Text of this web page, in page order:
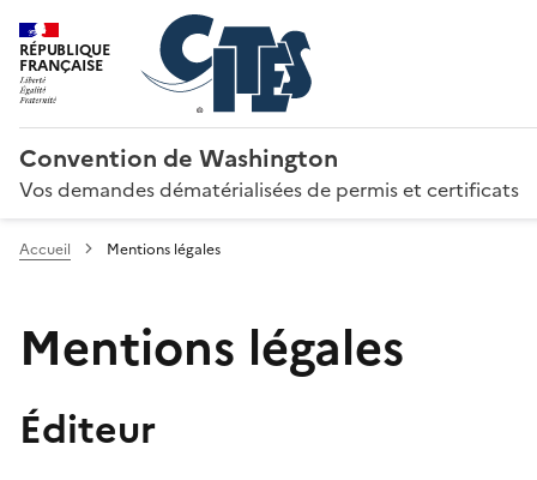
RÉPUBLIQUE
FRANÇAISE
Convention de Washington
Vos demandes dématérialisées de permis et certificats
Accueil Mentions légales
Mentions légales
Éditeur